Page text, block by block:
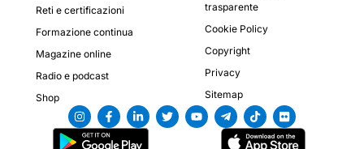
Reti e certificazioni
Formazione continua
Magazine online
Radio e podcast
Shop
trasparente
Cookie Policy
Copyright
Privacy
Sitemap